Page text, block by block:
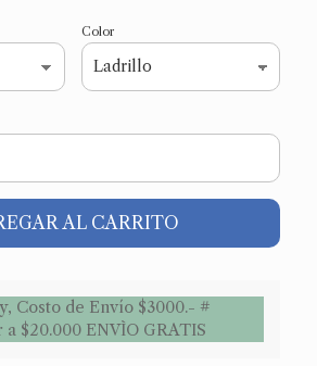
Color
AL CARRITO
Costo de Envío $3000.- #
$20.000 ENVÌO GRATIS